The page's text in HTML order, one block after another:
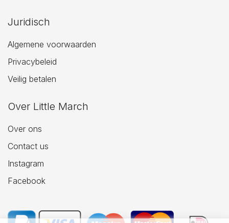
Juridisch
Algemene voorwaarden
Privacybeleid
Veilig betalen
Over Little March
Over ons
Contact us
Instagram
Facebook